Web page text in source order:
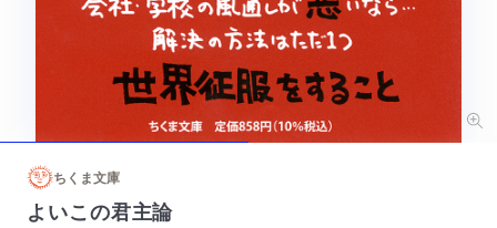
ちくま文庫
よいこの君主論